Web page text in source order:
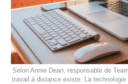
Selon Annie Dean, responsable de
travail à distance existe. La